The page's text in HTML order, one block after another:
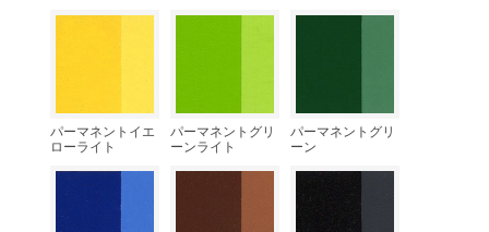
パーマネントイエ
ローライト
パーマネントグリ
ーンライト
パーマネントグリ
ーン